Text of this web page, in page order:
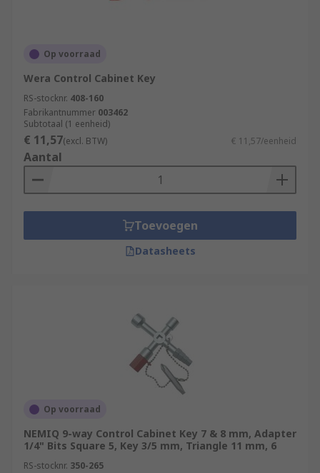
Op voorraad
Wera Control Cabinet Key
RS-stocknr. 408-160
Fabrikantnummer 003462
Subtotaal (1 eenheid)
€ 11,57(excl. BTW) € 11,57/eenheid
Aantal
Toevoegen
Datasheets
Op voorraad
NEMIQ 9-way Control Cabinet Key 7 & 8 mm, Adapter
1/4" Bits Square 5, Key 3/5 mm, Triangle 11 mm, 6
RS-stocknr. 350-265